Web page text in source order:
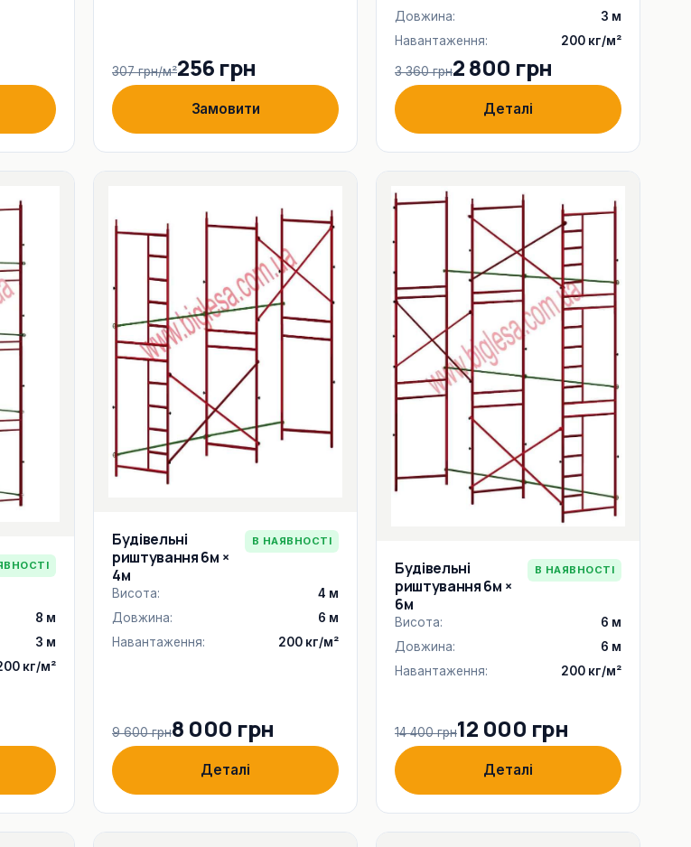
307 грн/м²256 грн
Замовити
Довжина:
3 м
Навантаження:
200 кг/м²
3 360 грн2 800 грн
Деталі
8 м
3 м
кг/м²
Будівельні
риштування 6м ×
4м
В НАЯВНОСТІ
Висота:
4 м
Довжина:
6 м
Навантаження:
200 кг/м²
9 600 грн8 000 грн
Деталі
Будівельні
риштування 6м ×
6м
В НАЯВНОСТІ
Висота:
6 м
Довжина:
6 м
Навантаження:
200 кг/м²
14 400 грн12 000 грн
Деталі